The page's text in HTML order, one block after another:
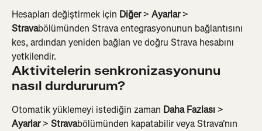
Hesapları değiştirmek için Diğer > Ayarlar >
Stravabölümünden Strava entegrasyonunun bağlantısını
kes, ardından yeniden bağlan ve doğru Strava hesabını
yetkilendir.
Aktivitelerin senkronizasyonunu
nasıl durdururum?
Otomatik yüklemeyi istediğin zaman Daha Fazlası >
Ayarlar > Stravabölümünden kapatabilir veya Strava'nın